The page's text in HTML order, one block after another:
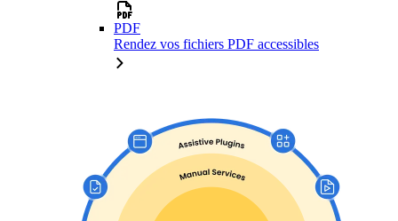
PDF
Rendez vos fichiers PDF accessibles